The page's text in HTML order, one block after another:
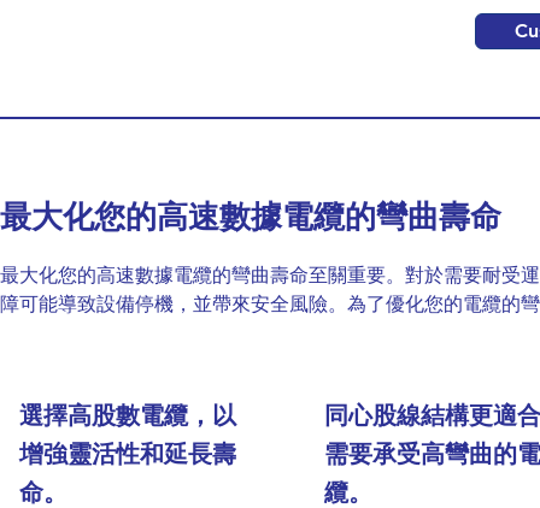
最大化您的高速數據電纜的彎曲壽命
最大化您的高速數據電纜的彎曲壽命至關重要。對於需要耐受
障可能導致設備停機，並帶來安全風險。為了優化您的電纜的
選擇高股數電纜，以
增強靈活性和延長壽
命。
同心股線結構更適合
需要承受高彎曲的電
纜。